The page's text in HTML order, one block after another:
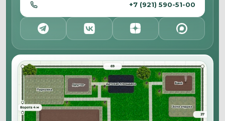
+7 (921) 590-51-00